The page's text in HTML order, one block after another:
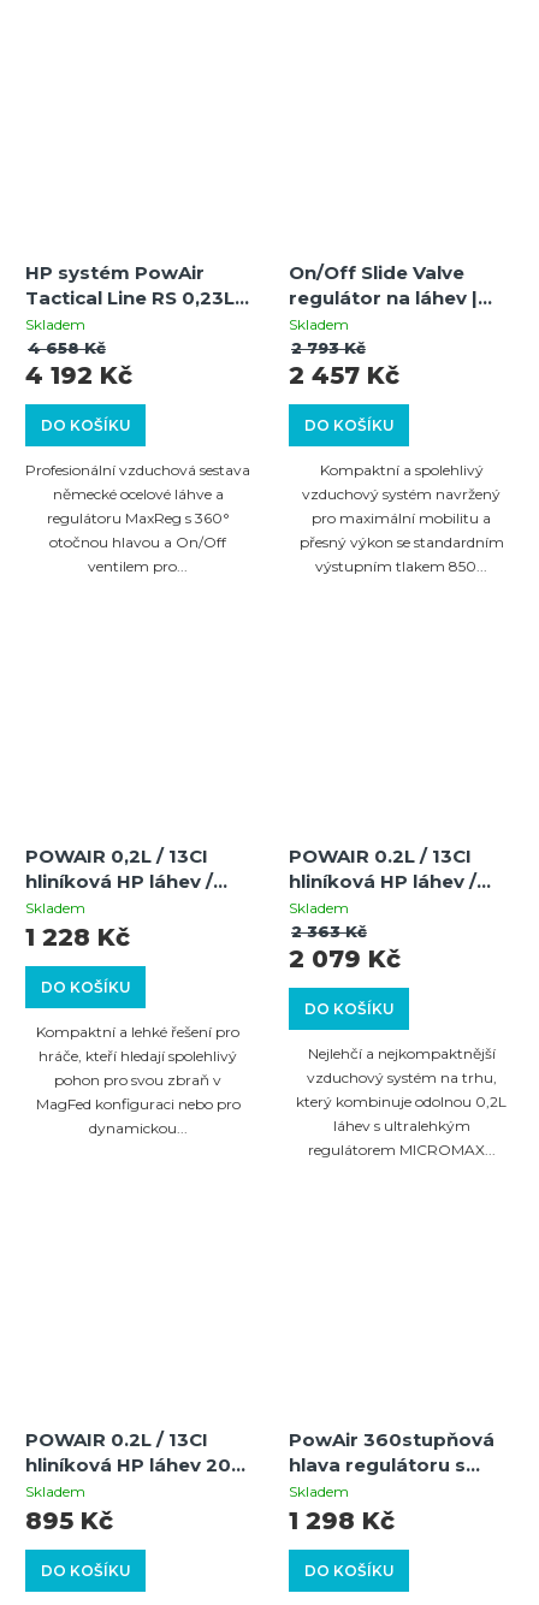
HP systém PowAir
Tactical Line RS 0,23L /
15ci s regulátorem
MaxReg 360° On/Off
300 Bar
Skladem
DO KOŠÍKU
4 192 Kč
4 658 Kč
Profesionální vzduchová sestava
německé ocelové láhve a
regulátoru MaxReg s 360°
otočnou hlavou a On/Off
ventilem pro...
On/Off Slide Valve
regulátor na láhev |
3000 PSI | 850 PSI
výstup / POWAIR 0.2L /
13CI hliníková HP láhev
Skladem
DO KOŠÍKU
2 457 Kč
2 793 Kč
Kompaktní a spolehlivý
vzduchový systém navržený
pro maximální mobilitu a
přesný výkon se standardním
výstupním tlakem 850...
POWAIR 0,2L / 13CI
hliníková HP láhev /
PowAir MAXREG
Paintball HP Regulator
Skladem
DO KOŠÍKU
1 228 Kč
Kompaktní a lehké řešení pro
hráče, kteří hledají spolehlivý
pohon pro svou zbraň v
MagFed konfiguraci nebo pro
dynamickou...
POWAIR 0.2L / 13CI
hliníková HP láhev /
PowAir MICROMAX 2.0
HP Paintball Regulátor
(200 Bar / 3000 PSI)
Skladem
DO KOŠÍKU
2 079 Kč
2 363 Kč
Nejlehčí a nejkompaktnější
vzduchový systém na trhu,
který kombinuje odolnou 0,2L
láhev s ultralehkým
regulátorem MICROMAX...
POWAIR 0.2L / 13CI
hliníková HP láhev 200
BAR / 3000 PSI –
základní paintballová
BASIC
Skladem
DO KOŠÍKU
895 Kč
PowAir 360stupňová
hlava regulátoru s
On/Off ventilem pro
regulátory PowAir
bar)
Skladem
DO KOŠÍKU
1 298 Kč